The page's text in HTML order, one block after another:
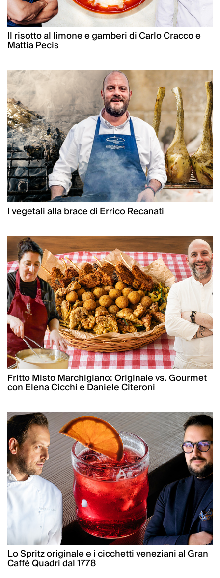
Il risotto al limone e gamberi di Carlo Cracco e
Mattia Pecis
I vegetali alla brace di Errico Recanati
Fritto Misto Marchigiano: Originale vs. Gourmet
con Elena Cicchi e Daniele Citeroni
Lo Spritz originale e i cicchetti veneziani al Gran
Caffè Quadri dal 1778